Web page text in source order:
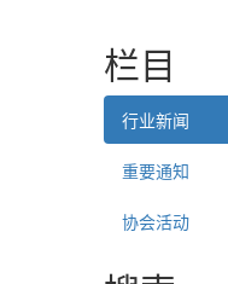
栏目
行业新闻
重要通知
协会活动